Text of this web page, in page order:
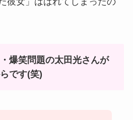
爆笑問題の太田光さんが
です(笑)